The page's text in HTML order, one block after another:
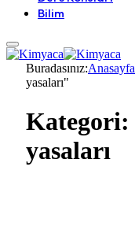
Bilim
Buradasınız:Anasayfa
yasaları"
Kategori:
yasaları